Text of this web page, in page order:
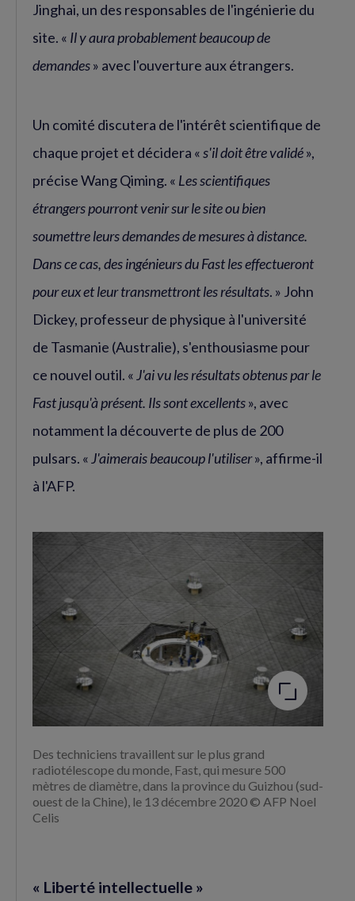
Jinghai, un des responsables de l'ingénierie du
site. « Il y aura probablement beaucoup de
demandes» avec l'ouverture aux étrangers.
Un comité discutera de l'intérêt scientifique de
chaque projet et décidera «s'il doit être validé»,
précise Wang Qiming. « Les scientifiques
étrangers pourront venir sur le site ou bien
soumettre leurs demandes de mesures à distance.
Dans ce cas, des ingénieurs du Fast les effectueront
pour eux et leur transmettront les résultats. » John
Dickey, professeur de physique à l'université
de Tasmanie (Australie), s'enthousiasme pour
ce nouvel outil. «J'ai vu les résultats obtenus par le
Fast jusqu'à présent. Ils sont excellents», avec
notamment la découverte de plus de 200
pulsars. «J'aimerais beaucoup l'utiliser», affirme-il
à l'AFP.
Agrandir
l'image
Des techniciens travaillent sur le plus grand
radiotélescope du monde, Fast, qui mesure 500
mètres de diamètre, dans la province du Guizhou (sud-
ouest de la Chine), le 13 décembre 2020 © AFP Noel
Celis
« Liberté intellectuelle »